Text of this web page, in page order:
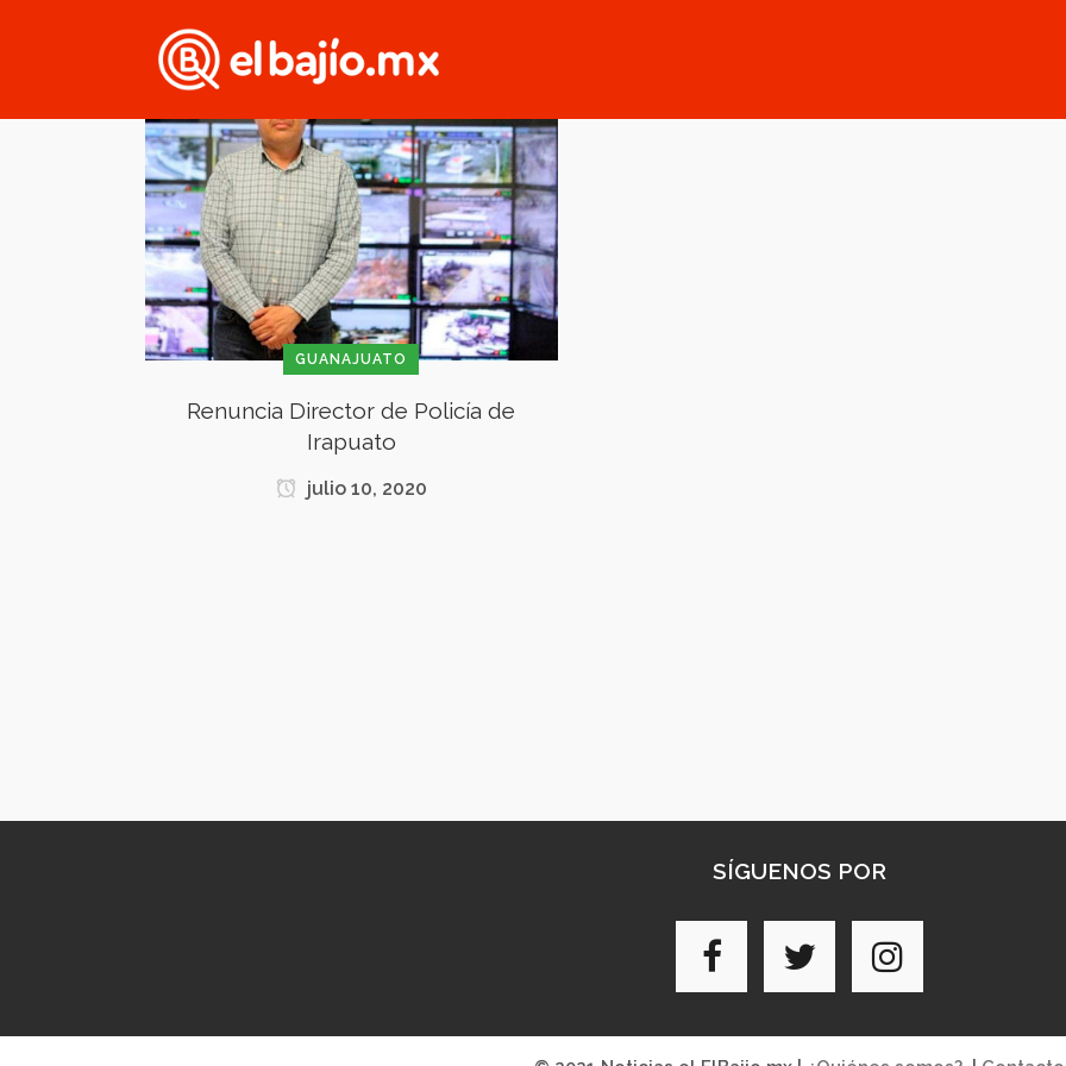
GUANAJUATO
Renuncia Director de Policía de
Irapuato
julio 10, 2020
SÍGUENOS POR